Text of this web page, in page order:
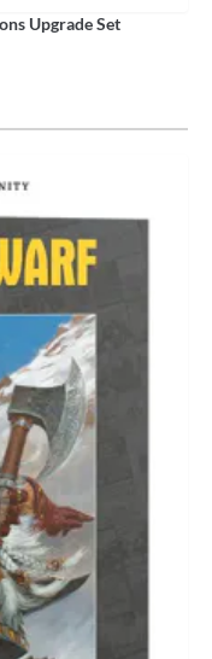
Upgrade Set